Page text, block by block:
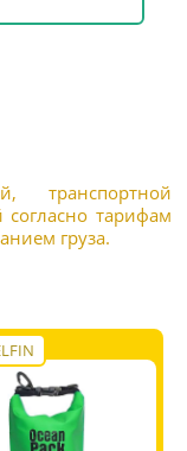
транспортной
тарифам
груза.